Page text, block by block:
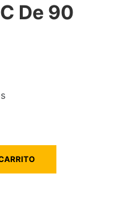
De 90